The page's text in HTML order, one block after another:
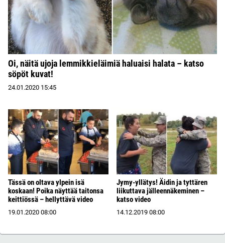
Oi, näitä ujoja lemmikkieläimiä haluaisi halata – katso
söpöt kuvat!
24.01.2020 15:45
Tässä on oltava ylpein isä
koskaan! Poika näyttää taitonsa
keittiössä – hellyttävä video
19.01.2020 08:00
Jymy-yllätys! Äidin ja tyttären
liikuttava jälleennäkeminen –
katso video
14.12.2019 08:00